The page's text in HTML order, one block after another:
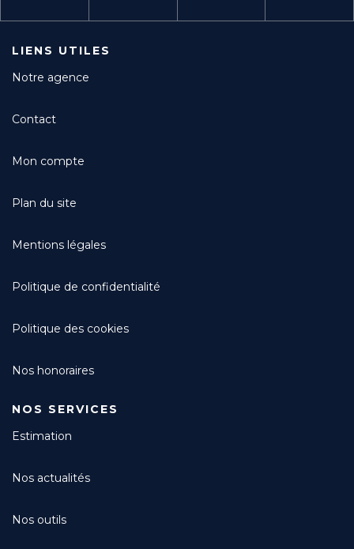
LIENS UTILES
Notre agence
Contact
Mon compte
Plan du site
Mentions légales
Politique de confidentialité
Politique des cookies
Nos honoraires
NOS SERVICES
Estimation
Nos actualités
Nos outils